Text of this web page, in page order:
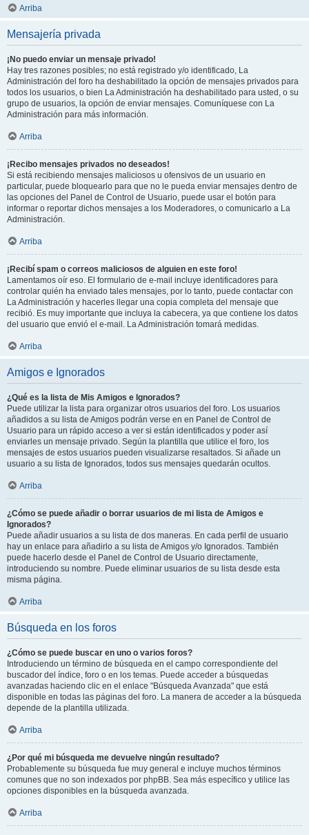
Arriba
Mensajería privada
¡No puedo enviar un mensaje privado!
Hay tres razones posibles; no está registrado y/o identificado, La
Administración del foro ha deshabilitado la opción de mensajes privados para
todos los usuarios, o bien La Administración ha deshabilitado para usted, o su
grupo de usuarios, la opción de enviar mensajes. Comuníquese con La
Administración para más información.
Arriba
¡Recibo mensajes privados no deseados!
Si está recibiendo mensajes maliciosos u ofensivos de un usuario en
particular, puede bloquearlo para que no le pueda enviar mensajes dentro de
las opciones del Panel de Control de Usuario, puede usar el botón para
informar o reportar dichos mensajes a los Moderadores, o comunicarlo a La
Administración.
Arriba
¡Recibí spam o correos maliciosos de alguien en este foro!
Lamentamos oír eso. El formulario de e-mail incluye identificadores para
controlar quién ha enviado tales mensajes, por lo tanto, puede contactar con
La Administración y hacerles llegar una copia completa del mensaje que
recibió. Es muy importante que incluya la cabecera, ya que contiene los datos
del usuario que envió el e-mail. La Administración tomará medidas.
Arriba
Amigos e Ignorados
¿Qué es la lista de Mis Amigos e Ignorados?
Puede utilizar la lista para organizar otros usuarios del foro. Los usuarios
añadidos a su lista de Amigos podrán verse en en Panel de Control de
Usuario para un rápido acceso a ver si están identificados y poder así
enviarles un mensaje privado. Según la plantilla que utilice el foro, los
mensajes de estos usuarios pueden visualizarse resaltados. Si añade un
usuario a su lista de Ignorados, todos sus mensajes quedarán ocultos.
Arriba
¿Cómo se puede añadir o borrar usuarios de mi lista de Amigos e
Ignorados?
Puede añadir usuarios a su lista de dos maneras. En cada perfil de usuario
hay un enlace para añadirlo a su lista de Amigos y/o Ignorados. También
puede hacerlo desde el Panel de Control de Usuario directamente,
introduciendo su nombre. Puede eliminar usuarios de su lista desde esta
misma página.
Arriba
Búsqueda en los foros
¿Cómo se puede buscar en uno o varios foros?
Introduciendo un término de búsqueda en el campo correspondiente del
buscador del índice, foro o en los temas. Puede acceder a búsquedas
avanzadas haciendo clic en el enlace "Búsqueda Avanzada" que está
disponible en todas las páginas del foro. La manera de acceder a la búsqueda
depende de la plantilla utilizada.
Arriba
¿Por qué mi búsqueda me devuelve ningún resultado?
Probablemente su búsqueda fue muy general e incluye muchos términos
comunes que no son indexados por phpBB. Sea más específico y utilice las
opciones disponibles en la búsqueda avanzada.
Arriba